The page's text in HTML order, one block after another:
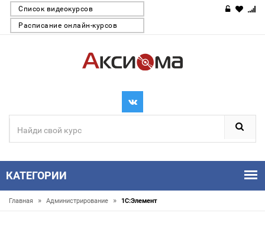
Список видеокурсов
Расписание онлайн-курсов
КАТЕГОРИИ
Главная » Администрирование » 1С:Элемент